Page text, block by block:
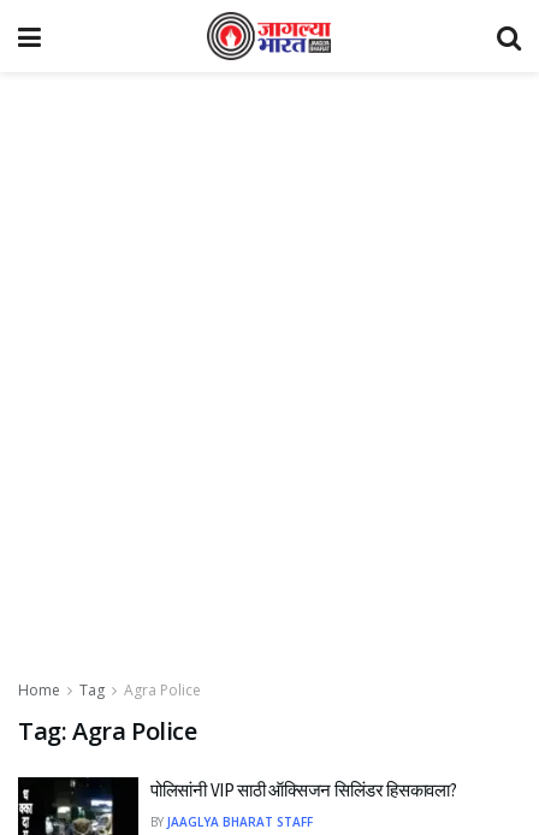
Home Tag Agra Police
Tag:Agra Police
पोलिसांनी VIP साठी ऑक्सिजन सिलिंडर हिसकावला?
BY JAAGLYA BHARAT STAFF